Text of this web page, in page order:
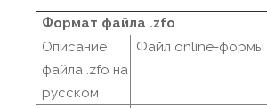
Формат файла .zfo
Описание
файла .zfo на
русском
Файл online-формы